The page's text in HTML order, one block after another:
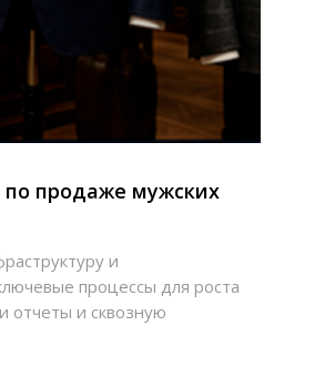
и
процессы для роста
отчеты и сквозную
по продаже мужских